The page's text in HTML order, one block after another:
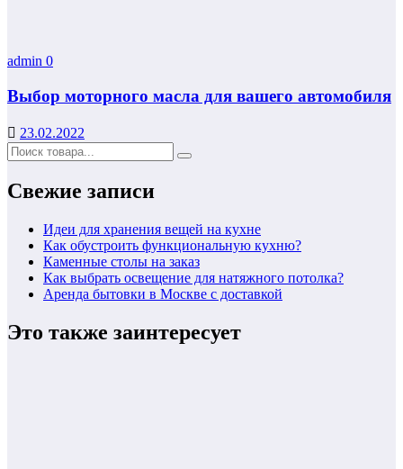
admin 0
Выбор моторного масла для вашего автомобиля
23.02.2022
Свежие записи
Идеи для хранения вещей на кухне
Как обустроить функциональную кухню?
Каменные столы на заказ
Как выбрать освещение для натяжного потолка?
Аренда бытовки в Москве с доставкой
Это также заинтересует